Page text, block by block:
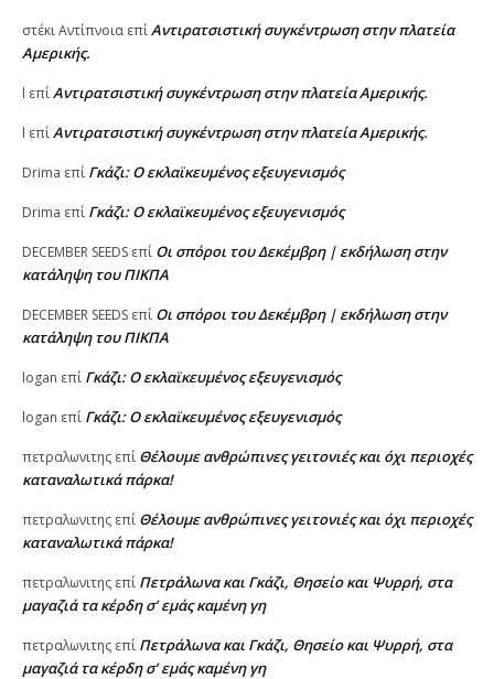
στέκι Αντίπνοια επίΑντιρατσιστική συγκέντρωση στην πλατεία
Αμερικής.
l επίΑντιρατσιστική συγκέντρωση στην πλατεία Αμερικής.
l επίΑντιρατσιστική συγκέντρωση στην πλατεία Αμερικής.
Drima επί Γκάζι: Ο εκλαϊκευμένος εξευγενισμός
Drima επί Γκάζι: Ο εκλαϊκευμένος εξευγενισμός
DECEMBER SEEDS επί Οι σπόροι του Δεκέμβρη | εκδήλωση στην
κατάληψη του ΠΙΚΠΑ
DECEMBER SEEDS επί Οι σπόροι του Δεκέμβρη | εκδήλωση στην
κατάληψη του ΠΙΚΠΑ
logan επί Γκάζι: Ο εκλαϊκευμένος εξευγενισμός
logan επί Γκάζι: Ο εκλαϊκευμένος εξευγενισμός
πετραλωνιτης επί Θέλουμε ανθρώπινες γειτονιές και όχι περιοχές
καταναλωτικά πάρκα!
πετραλωνιτης επί Θέλουμε ανθρώπινες γειτονιές και όχι περιοχές
καταναλωτικά πάρκα!
πετραλωνιτης επί Πετράλωνα και Γκάζι, Θησείο και Ψυρρή, στα
μαγαζιά τα κέρδη σ’ εμάς καμένη γη
πετραλωνιτης επί Πετράλωνα και Γκάζι, Θησείο και Ψυρρή, στα
μαγαζιά τα κέρδη σ’ εμάς καμένη γη